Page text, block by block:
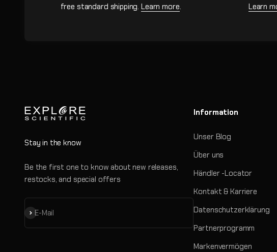
free standard shipping.Learn more.
Learn
Stay in the know
Be the first one to know about new releases,
restocks, and special offers
E-Mail
Abonnieren
Information
Unser Blog
Über uns
Händler -Locator
Kontakt & Karriere
Datenschutzerklärung
Partnerprogramm
Markenvermögen